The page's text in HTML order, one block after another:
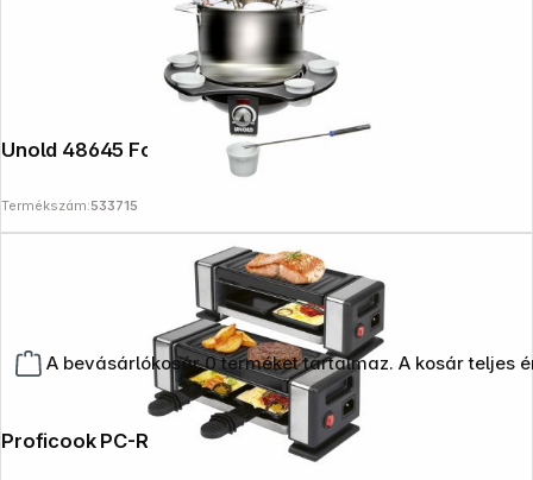
A bevásárlókosár 0 terméket tartalmaz. A kosár teljes
Unold 48645 Fondue Elegance
Termékszám:533715
Proficook PC-RG 1324 Raclette-Grill